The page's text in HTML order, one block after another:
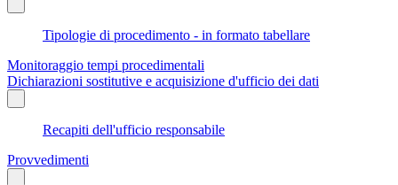
Tipologie di procedimento - in formato tabellare
Monitoraggio tempi procedimentali
Dichiarazioni sostitutive e acquisizione d'ufficio dei dati
Recapiti dell'ufficio responsabile
Provvedimenti